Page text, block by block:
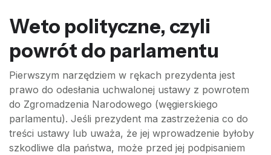
Weto polityczne, czyli
powrót do parlamentu
Pierwszym narzędziem w rękach prezydenta jest
prawo do odesłania uchwalonej ustawy z powrotem
do Zgromadzenia Narodowego (węgierskiego
parlamentu). Jeśli prezydent ma zastrzeżenia co do
treści ustawy lub uważa, że jej wprowadzenie byłoby
szkodliwe dla państwa, może przed jej podpisaniem